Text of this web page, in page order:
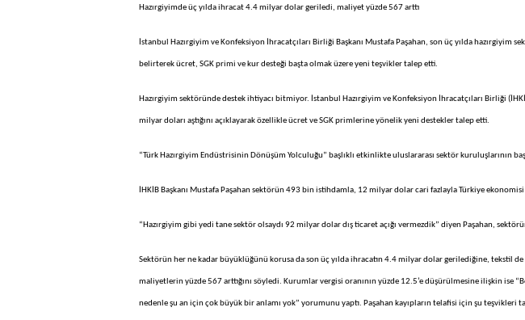
Hazırgiyimde üç yılda ihracat 4.4 milyar dolar geriledi, maliyet yüzde 567 arttı
İstanbul Hazırgiyim ve Konfeksiyon İhracatçıları Birliği Başkanı Mustafa Paşahan, son üç yılda hazırgiyim
belirterek ücret, SGK primi ve kur desteği başta olmak üzere yeni teşvikler talep etti.
Hazırgiyim sektöründe destek ihtiyacı bitmiyor. İstanbul Hazırgiyim ve Konfeksiyon İhracatçıları Birliği
milyar doları aştığını açıklayarak özellikle ücret ve SGK primlerine yönelik yeni destekler talep etti.
“Türk Hazırgiyim Endüstrisinin Dönüşüm Yolculuğu” başlıklı etkinlikte uluslararası sektör kuruluşlarının
İHKİB Başkanı Mustafa Paşahan sektörün 493 bin istihdamla, 12 milyar dolar cari fazlayla Türkiye
“Hazırgiyim gibi yedi tane sektör olsaydı 92 milyar dolar dış ticaret açığı vermezdik” diyen Paşahan,
Sektörün her ne kadar büyüklüğünü korusa da son üç yılda ihracatın 4.4 milyar dolar gerilediğine, tekstil
maliyetlerin yüzde 567 arttığını söyledi. Kurumlar vergisi oranının yüzde 12.5’e düşürülmesine ilişkin ise
nedenle şu an için çok büyük bir anlamı yok” yorumunu yaptı. Paşahan kayıpların telafisi için şu teşvikleri